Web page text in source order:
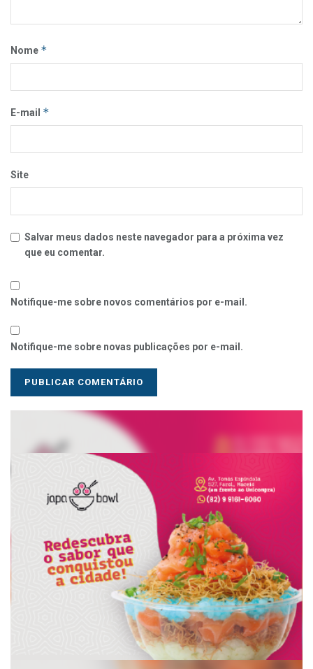
Nome *
E-mail *
Site
Salvar meus dados neste navegador para a próxima vez
que eu comentar.
Notifique-me sobre novos comentários por e-mail.
Notifique-me sobre novas publicações por e-mail.